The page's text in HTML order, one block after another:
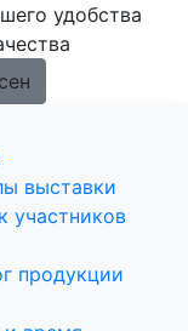
удобства
выставки
участников
продукции